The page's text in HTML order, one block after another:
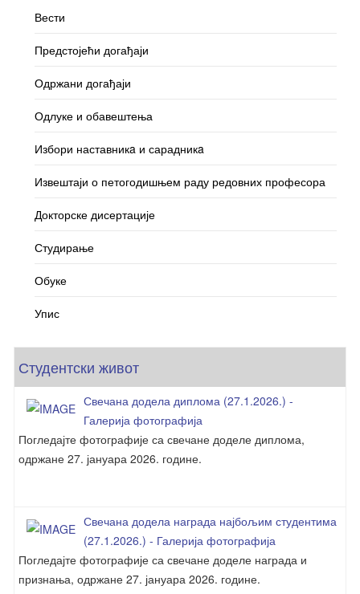
Вести
Предстојећи догађаји
Одржани догађаји
Одлуке и обавештења
Избори наставникa и сарадникa
Извештаји о петогодишњем раду редовних професора
Докторске дисертације
Студирање
Обуке
Упис
Студентски живот
Свечана додела диплома (27.1.2026.) -
Галерија фотографија
Погледајте фотографије са свечане доделе диплома,
одржане 27. јануара 2026. године.
Свечана додела награда најбољим студентима
(27.1.2026.) - Галерија фотографија
Погледајте фотографије са свечане доделе награда и
признања, одржане 27. јануара 2026. године.